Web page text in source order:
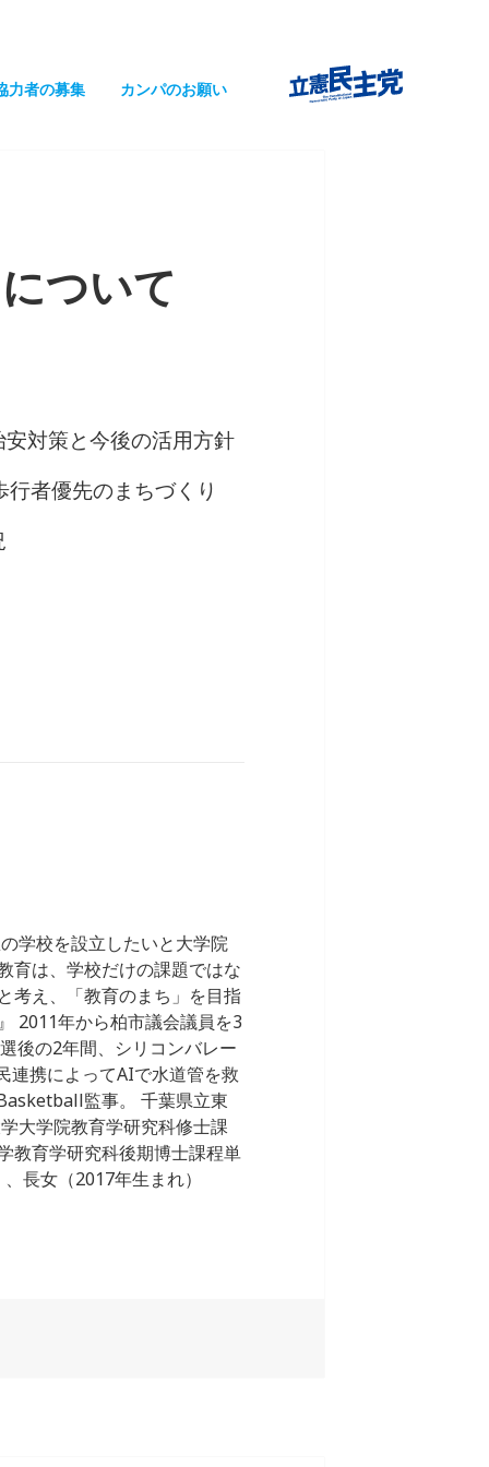
力者の募集 カンパのお願い
ついて
対策と今後の活用方針
者優先のまちづくり
学校を設立したいと大学院
育は、学校だけの課題ではな
考え、「教育のまち」を目指
2011年から柏市議会議員を3
後の2年間、シリコンバレー
連携によってAIで水道管を救
監事。 千葉県立東
大学院教育学研究科修士課
教育学研究科後期博士課程単
長女（2017年生まれ）